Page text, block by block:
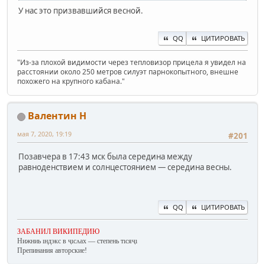
У нас это призвавшийся весной.
QQ ЦИТИРОВАТЬ
"Из-за плохой видимости через тепловизор прицела я увидел на
расстоянии около 250 метров силуэт парнокопытного, внешне
похожего на крупного кабана."
Валентин Н
#201
мая 7, 2020, 19:19
Позавчера в 17:43 мск была середина между
равноденствием и солнцестоянием — середина весны.
QQ ЦИТИРОВАТЬ
ЗАБАНИЛ ВИКИПЕДИЮ
Нижниь ıндэкс в ҷıсʌах — степень тıсяҷı
Препинания авторские!